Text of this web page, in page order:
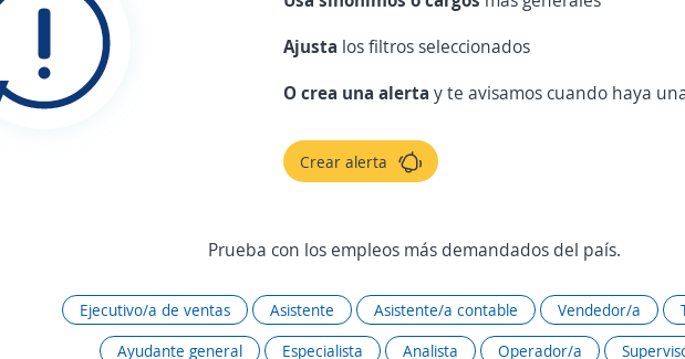
Ajusta los filtros seleccionados
O crea una alertay te avisamos cuando haya
Crear alerta
Prueba con los empleos más demandados del país.
Ejecutivo/a de ventas Asistente Asistente/a contable Vendedor/a
Ayudante general
Especialista Analista Operador/a